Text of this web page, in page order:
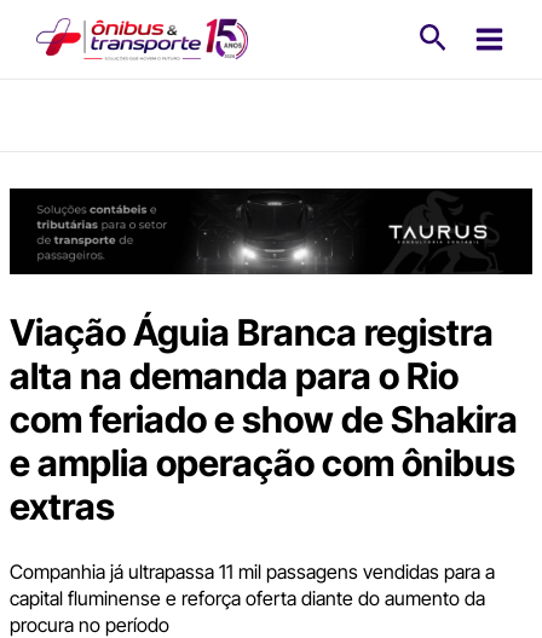
Viação Águia Branca registra
alta na demanda para o Rio
com feriado e show de Shakira
e amplia operação com ônibus
extras
Companhia já ultrapassa 11 mil passagens vendidas para a
capital fluminense e reforça oferta diante do aumento da
procura no período